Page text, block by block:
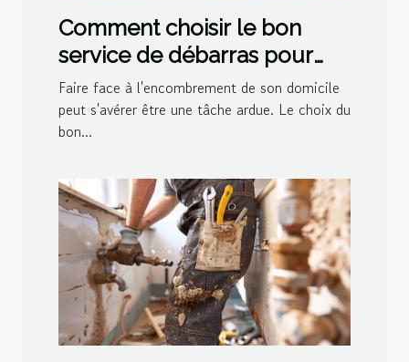
Comment choisir le bon
service de débarras pour
votre domicile
Faire face à l'encombrement de son domicile
peut s'avérer être une tâche ardue. Le choix du
bon...